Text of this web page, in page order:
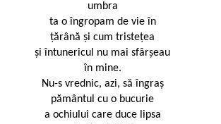
umbra
ta o îngropam de vie în
ţărână şi cum tristeţea
şi întunericul nu mai sfârşeau
în mine.
Nu-s vrednic, azi, să îngraş
pământul cu o bucurie
a ochiului care duce lipsa